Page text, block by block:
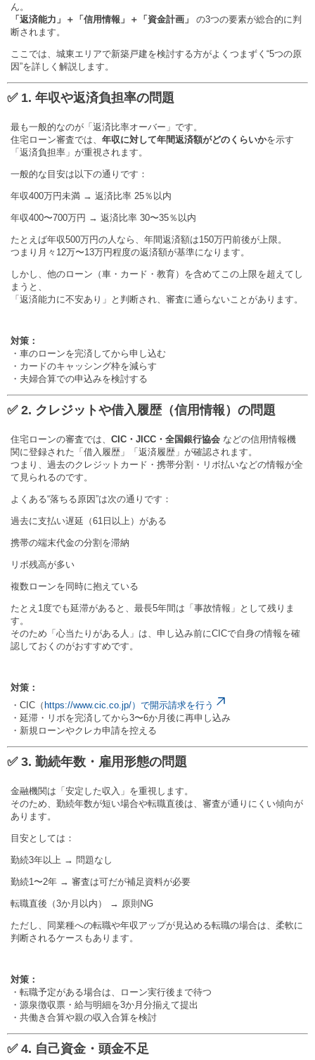
ん。
「返済能力」＋「信用情報」＋「資金計画」
の3つの要素が総合的に判
断されます。
ここでは、城東エリアで新築戸建を検討する方がよくつまずく“5つの原
因”を詳しく解説します。
✅ 1. 年収や返済負担率の問題
最も一般的なのが「返済比率オーバー」です。
住宅ローン審査では、 年収に対して年間返済額がどのくらいかを示す
「返済負担率」が重視されます。
一般的な目安は以下の通りです：
年収400万円未満 → 返済比率 25％以内
年収400〜700万円 → 返済比率 30〜35％以内
たとえば年収500万円の人なら、年間返済額は150万円前後が上限。
つまり月々12万〜13万円程度の返済額が基準になります。
しかし、他のローン（車・カード・教育）を含めてこの上限を超えてし
まうと、
「返済能力に不安あり」と判断され、審査に通らないことがあります。
対策：
・車のローンを完済してから申し込む
・カードのキャッシング枠を減らす
・夫婦合算での申込みを検討する
✅ 2. クレジットや借入履歴（信用情報）の問題
住宅ローンの審査では、 CIC・JICC・全国銀行協会 などの信用情報機
関に登録された「借入履歴」「返済履歴」が確認されます。
つまり、過去のクレジットカード・携帯分割・リボ払いなどの情報が全
て見られるのです。
よくある“落ちる原因”は次の通りです：
過去に支払い遅延（61日以上）がある
携帯の端末代金の分割を滞納
リボ残高が多い
複数ローンを同時に抱えている
たとえ1度でも延滞があると、最長5年間は「事故情報」として残りま
す。
そのため「心当たりがある人」は、申し込み前にCICで自身の情報を確
認しておくのがおすすめです。
対策：
・CIC（https://www.cic.co.jp/）で開示請求を行う
・延滞・リボを完済してから3〜6か月後に再申し込み
・新規ローンやクレカ申請を控える
✅ 3. 勤続年数・雇用形態の問題
金融機関は「安定した収入」を重視します。
そのため、勤続年数が短い場合や転職直後は、審査が通りにくい傾向が
あります。
目安としては：
勤続3年以上 → 問題なし
勤続1〜2年 → 審査は可だが補足資料が必要
転職直後（3か月以内） → 原則NG
ただし、同業種への転職や年収アップが見込める転職の場合は、柔軟に
判断されるケースもあります。
対策：
・転職予定がある場合は、ローン実行後まで待つ
・源泉徴収票・給与明細を3か月分揃えて提出
・共働き合算や親の収入合算を検討
✅ 4. 自己資金・頭金不足